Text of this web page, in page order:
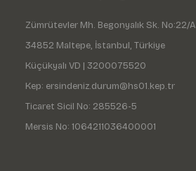
Zümrütevler Mh. Begonyalık Sk. No:22/A
34852 Maltepe, İstanbul, Türkiye
Küçükyalı VD | 3200075520
Kep: ersindeniz.durum@hs01.kep.tr
Ticaret Sicil No: 285526-5
Mersis No: 1064211036400001